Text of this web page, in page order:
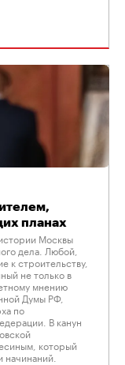
планах
Москвы
дела. Любой,
к строительству,
не только в
мнению
Думы РФ,
по
В канун
который